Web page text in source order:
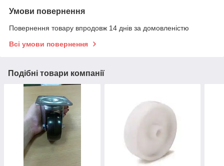
Умови повернення
Повернення товару впродовж 14 днів за домовленістю
Всі умови повернення
Подібні товари компанії